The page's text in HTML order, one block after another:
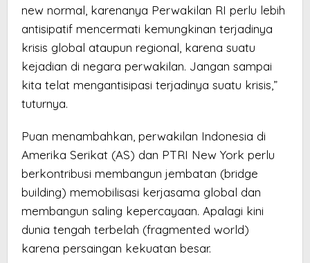
new normal, karenanya Perwakilan RI perlu lebih
antisipatif mencermati kemungkinan terjadinya
krisis global ataupun regional, karena suatu
kejadian di negara perwakilan. Jangan sampai
kita telat mengantisipasi terjadinya suatu krisis,”
tuturnya.
Puan menambahkan, perwakilan Indonesia di
Amerika Serikat (AS) dan PTRI New York perlu
berkontribusi membangun jembatan (bridge
building) memobilisasi kerjasama global dan
membangun saling kepercayaan. Apalagi kini
dunia tengah terbelah (fragmented world)
karena persaingan kekuatan besar.